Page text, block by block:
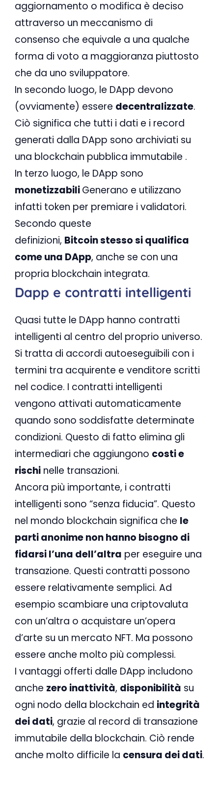
aggiornamento o modifica è deciso
attraverso un meccanismo di
consenso che equivale a una qualche
forma di voto a maggioranza piuttosto
che da uno sviluppatore.
In secondo luogo, le DApp devono
(ovviamente) essere decentralizzate.
Ciò significa che tutti i dati e i record
generati dalla DApp sono archiviati su
una blockchain pubblica immutabile .
In terzo luogo, le DApp sono
monetizzabiliGenerano e utilizzano
infatti token per premiare i validatori.
Secondo queste
definizioni, Bitcoinstesso si qualifica
come una DApp, anche se con una
propria blockchain integrata.
Dapp e contratti intelligenti
Quasi tutte le DApp hanno contratti
intelligenti al centro del proprio universo.
Si tratta di accordi autoeseguibili con i
termini tra acquirente e venditore scritti
nel codice. I contratti intelligenti
vengono attivati automaticamente
quando sono soddisfatte determinate
condizioni. Questo di fatto elimina gli
intermediari che aggiungono costi e
rischi nelle transazioni.
Ancora più importante, i contratti
intelligenti sono “senza fiducia”. Questo
nel mondo blockchain significa che le
parti anonime non hanno bisogno di
fidarsi l’una dell’altra per eseguire una
transazione. Questi contratti possono
essere relativamente semplici. Ad
esempio scambiare una criptovaluta
con un’altra o acquistare un’opera
d’arte su un mercato NFT. Ma possono
essere anche molto più complessi.
I vantaggi offerti dalle DApp includono
anche zero inattività, disponibilità su
ogni nodo della blockchain ed integrità
dei dati, grazie al record di transazione
immutabile della blockchain. Ciò rende
anche molto difficile la censura dei dati.